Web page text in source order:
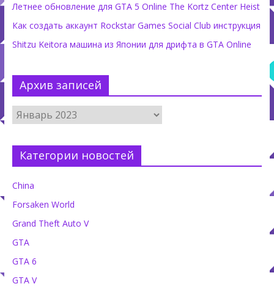
Летнее обновление для GTA 5 Online The Kortz Center Heist
Как создать аккаунт Rockstar Games Social Club инструкция
Shitzu Keitora машина из Японии для дрифта в GTA Online
Архив записей
Категории новостей
China
Forsaken World
Grand Theft Auto V
GTA
GTA 6
GTA V